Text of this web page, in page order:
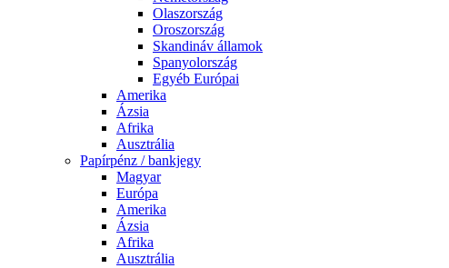
Olaszország
Oroszország
Skandináv államok
Spanyolország
Egyéb Európai
Amerika
Ázsia
Afrika
Ausztrália
Papírpénz / bankjegy
Magyar
Európa
Amerika
Ázsia
Afrika
Ausztrália